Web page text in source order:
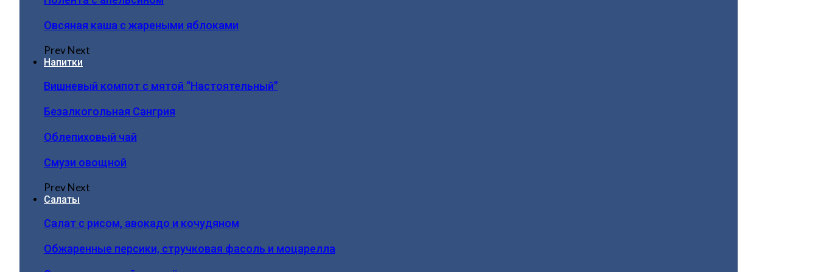
Овсяная каша с жареными яблоками
PrevNext
Напитки
Вишневый компот с мятой “Настоятельный”
Безалкогольная Сангрия
Облепиховый чай
Смузи овощной
PrevNext
Салаты
Салат с рисом, авокадо и кочудяном
Обжаренные персики, стручковая фасоль и моцарелла